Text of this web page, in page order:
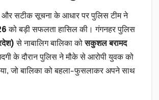
और सटीक सूचना के आधार पर पुलिस टीम ने
को बड़ी सफलता हासिल की। गंगनहर पुलिस
से नाबालिग बालिका कोसकुशल बरामद
के दौरान पुलिस ने मौके से आरोपी युवक को
जो बालिका को बहला-फुसलाकर अपने साथ